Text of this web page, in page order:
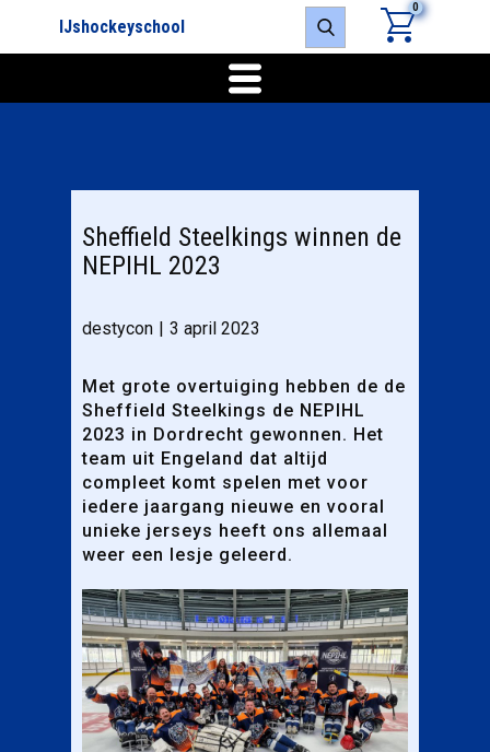
IJshockeyschool
0
Sheffield Steelkings winnen de
NEPIHL 2023
destycon 3 april 2023
Met grote overtuiging hebben de de
Sheffield Steelkings de NEPIHL
2023 in Dordrecht gewonnen. Het
team uit Engeland dat altijd
compleet komt spelen met voor
iedere jaargang nieuwe en vooral
unieke jerseys heeft ons allemaal
weer een lesje geleerd.